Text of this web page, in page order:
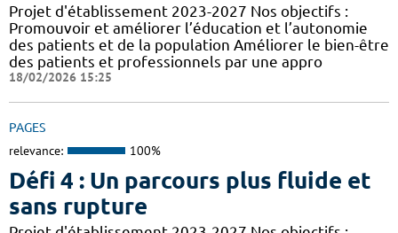
Projet d'établissement 2023-2027 Nos objectifs :
Promouvoir et améliorer l’éducation et l’autonomie
des patients et de la population Améliorer le bien-être
des patients et professionnels par une appro
18/02/2026 15:25
PAGES
relevance: 100%
Défi 4 : Un parcours plus fluide et
sans rupture